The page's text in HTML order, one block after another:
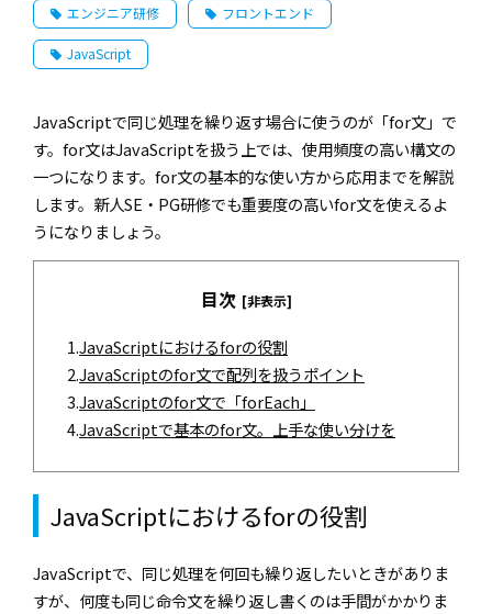
エンジニア研修
フロントエンド
JavaScript
JavaScriptで同じ処理を繰り返す場合に使うのが「for文」で
す。for文はJavaScriptを扱う上では、使用頻度の高い構文の
一つになります。for文の基本的な使い方から応用までを解説
します。新人SE・PG研修でも重要度の高いfor文を使えるよ
うになりましょう。
目次 [非表示]
1.JavaScriptにおけるforの役割
2.JavaScriptのfor文で配列を扱うポイント
3.JavaScriptのfor文で「forEach」
4.JavaScriptで基本のfor文。上手な使い分けを
JavaScriptにおけるforの役割
JavaScriptで、同じ処理を何回も繰り返したいときがありま
すが、何度も同じ命令文を繰り返し書くのは手間がかかりま